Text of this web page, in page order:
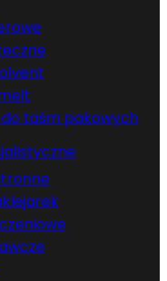
taśm pakowych